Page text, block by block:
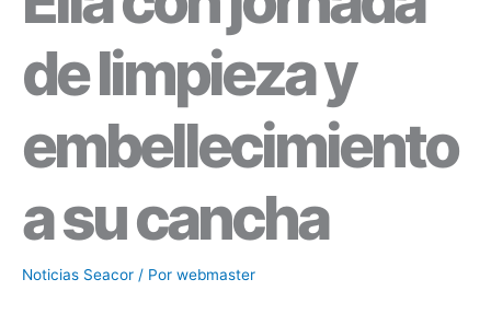
de limpieza y
embellecimiento
a su cancha
Noticias Seacor / Por webmaster